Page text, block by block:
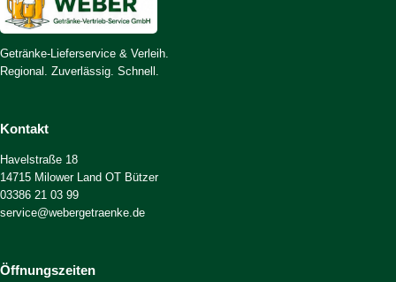
Getränke-Lieferservice & Verleih.
Regional. Zuverlässig. Schnell.
Kontakt
Havelstraße 18
14715 Milower Land OT Bützer
03386 21 03 99
service@webergetraenke.de
Öffnungszeiten